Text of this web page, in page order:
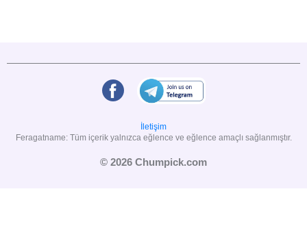
İletişim
Feragatname: Tüm içerik yalnızca eğlence ve eğlence amaçlı sağlanmıştır.
© 2026 Chumpick.com